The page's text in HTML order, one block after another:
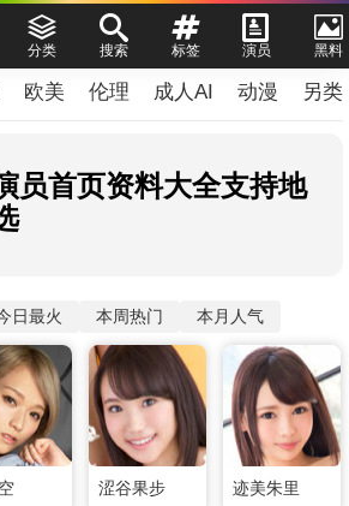
分类 搜索 标签 演员 黑料
欧美 伦理 成人AI 动漫 另类
员首页资料大全支持地
日最火 本周热门 本月人气
涩谷果步 迹美朱里